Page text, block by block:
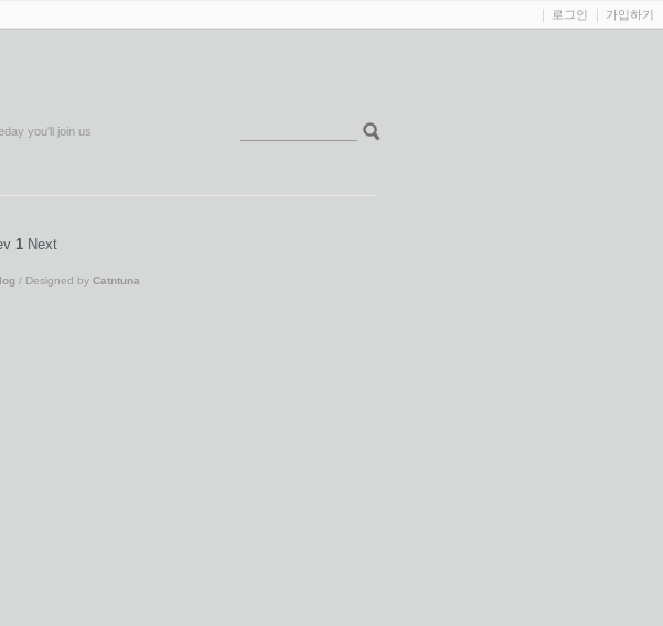
you'll join us
1 Next
/ Designed by Catntuna
로그인 가입하기